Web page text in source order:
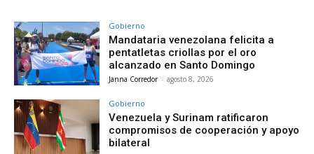
Gobierno
Mandataria venezolana felicita a
pentatletas criollas por el oro
alcanzado en Santo Domingo
Janna Corredor - agosto 8, 2026
Gobierno
Venezuela y Surinam ratificaron
compromisos de cooperación y apoyo
bilateral